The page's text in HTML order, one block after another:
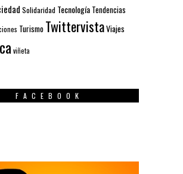
Solidaridad Tecnología Tendencias
Turismo TwittervistaViajes
viñeta
FACEBOOK